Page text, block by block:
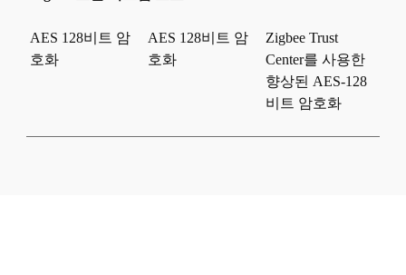
AES 128비트 암
호화
AES 128비트 암
호화
Zigbee Trust
Center를 사용한
향상된 AES-128
비트 암호화